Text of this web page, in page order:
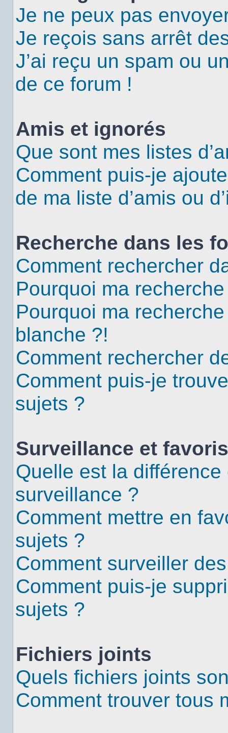
Je ne peux pas
Je reçois sans arrêt
J’ai reçu un spam ou
de ce forum !
Amis et ignorés
Que sont mes listes
Comment puis-je
de ma liste d’amis ou
Recherche dans les
Comment rechercher
Pourquoi ma
Pourquoi ma
blanche ?!
Comment rechercher
Comment puis-je
sujets ?
Surveillance et favoris
Quelle est la
surveillance ?
Comment mettre en
sujets ?
Comment surveiller
Comment puis-je
sujets ?
Fichiers joints
Quels fichiers joints
Comment trouver tous